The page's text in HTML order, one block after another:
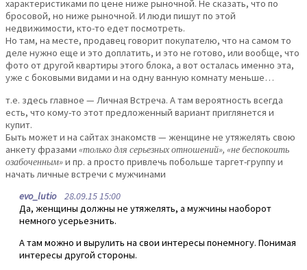
характеристиками по цене ниже рыночной. Не сказать, что по
бросовой, но ниже рыночной. И люди пишут по этой
недвижимости, кто-то едет посмотреть.
Но там, на месте, продавец говорит покупателю, что на самом то
деле нужно еще и это доплатить, и это не готово, или вообще, что
фото от другой квартиры этого блока, а вот осталась именно эта,
уже с боковыми видами и на одну ванную комнату меньше…
т.е. здесь главное — Личная Встреча. А там вероятность всегда
есть, что кому-то этот предложенный вариант приглянется и
купит.
Быть может и на сайтах знакомств — женщине не утяжелять свою
анкету фразами «только для серьезных отношений», «не беспокоить
озабоченным»и пр. а просто привлечь побольше таргет-группу и
начать личные встречи с мужчинами
evo_lutio28.09.15 15:00
Да, женщины должны не утяжелять, а мужчины наоборот
немного усерьезнить.
А там можно и вырулить на свои интересы понемногу. Понимая
интересы другой стороны.